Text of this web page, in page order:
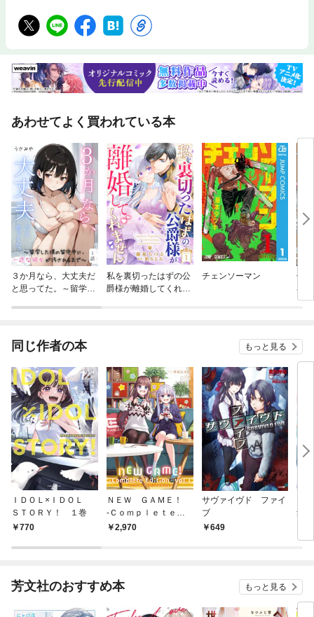
あわせてよく買われている本
３か月なら、大丈夫だ
と思ってた。～留学し
私を裏切ったはずの公
爵様が離婚してくれま
チェンソーマン
便
界
同じ作者の本 もっと見る
ＩＤＯＬ×ＩＤＯＬ
ＳＴＯＲＹ！ １巻
770
ＮＥＷ ＧＡＭＥ！
-Ｃｏｍｐｌｅｔｅ
Ｅｄｉｔｉｏｎ- １
2,970
サヴァイヴド ファイ
ブ
649
集
芳文社のおすすめ本 もっと見る